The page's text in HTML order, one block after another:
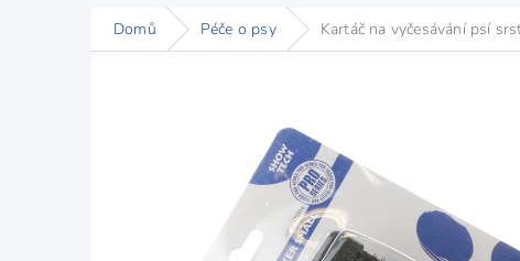
Domů Péče o psy Kartáč na vyčesávání psí